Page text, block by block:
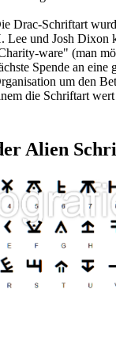
Drac-Schriftart
Lee und Josh Dixon
ware" (man
Spende an eine
um den
die Schriftart
Alien